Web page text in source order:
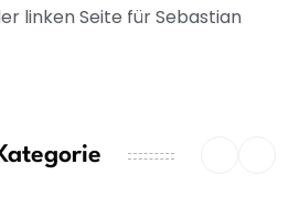
linken Seite für Sebastian